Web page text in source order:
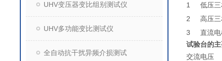
UHV变压器变比组别测试仪
UHV多功能变比测试仪
全自动抗干扰异频介损测试
1
低压
2
高压
3
直流
试验台的
交流电压